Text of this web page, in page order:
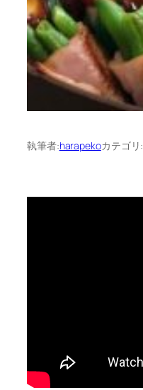
執筆者:harapekoカテゴリ: